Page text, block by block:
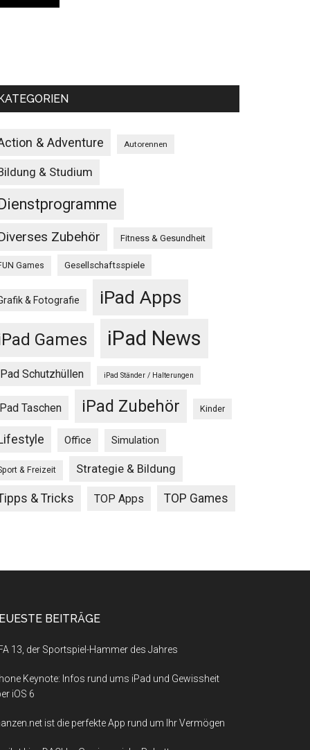
& Adventure Autorennen
& Studium
Zubehör Fitness & Gesundheit
Games Gesellschaftsspiele
& Fotografie iPad Apps
Games iPad News
Schutzhüllen iPad Ständer / Halterungen
Taschen iPad Zubehör Kinder
Office Simulation
& Freizeit Strategie & Bildung
& Tricks TOP Apps TOP Games
BEITRÄGE
13, der Sportspiel-Hammer des Jahres
Keynote: Infos rund ums iPad und Gewissheit
iOS 6
ist die perfekte App rund um Ihr Vermögen